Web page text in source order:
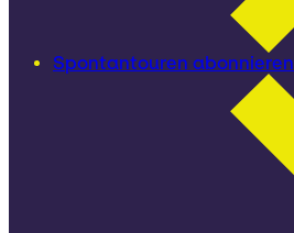
Spontantouren abonnieren